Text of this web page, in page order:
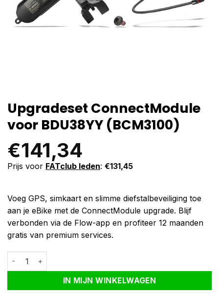
Upgradeset ConnectModule
voor BDU38YY (BCM3100)
€141,34
Prijs voor FATclub leden: €131,45
Voeg GPS, simkaart en slimme diefstalbeveiliging toe
aan je eBike met de ConnectModule upgrade. Blijf
verbonden via de Flow-app en profiteer 12 maanden
gratis van premium services.
Upgradeset ConnectModule voor BDU38YY (BCM3100) aantal
IN MIJN WINKELWAGEN
Alternative: